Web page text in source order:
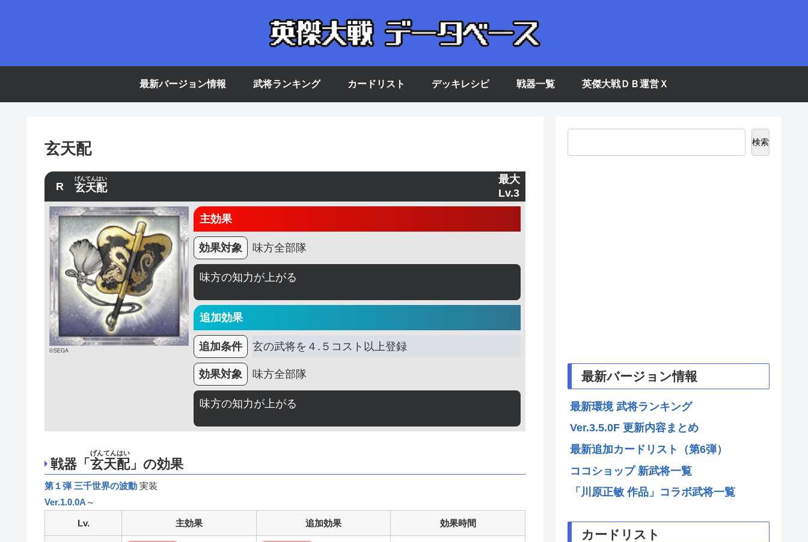
最新バージョン情報 武将ランキング カードリスト デッキレシピ 戦器一覧 英傑大戦ＤＢ運営Ｘ
玄天配
R 玄天配
げんてんはい
最大
Lv.3
©SEGA
主効果
効果対象 味方全部隊
味方の知力が上がる
追加効果
追加条件 玄の武将を４.５コスト以上登録
効果対象 味方全部隊
味方の知力が上がる
戦器「 玄天配
げんてんはい
」の効果
第１弾 三千世界の波動 実装
Ver.1.0.0A ～
Lv. 主効果 追加効果 効果時間
検索
最新バージョン情報
最新環境 武将ランキング
Ver.3.5.0F 更新内容まとめ
最新追加カードリスト（第6弾）
ココショップ 新武将一覧
「川原正敏 作品」コラボ武将一覧
カードリスト